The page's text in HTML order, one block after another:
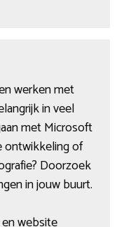
werken met
in veel
met Microsoft
ontwikkeling of
Doorzoek
in jouw buurt.